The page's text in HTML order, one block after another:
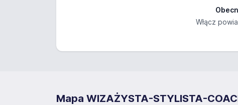
Włącz
Mapa WIZAŻYSTA-STYLISTA-